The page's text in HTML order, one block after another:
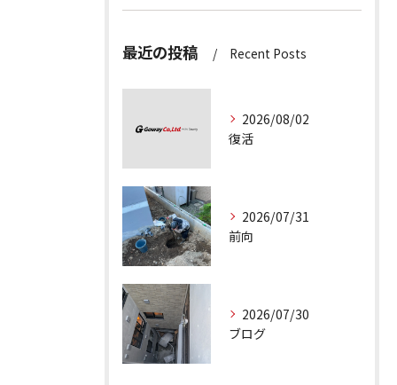
最近の投稿 Recent Posts
2026/08/02
復活
2026/07/31
前向
2026/07/30
ブログ